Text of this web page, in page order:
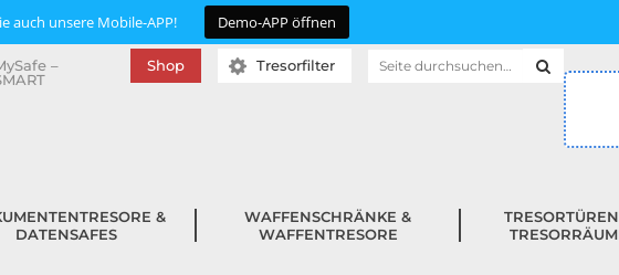
–
Shop Tresorfilter
Suchen
&
DATENSAFES
WAFFENSCHRÄNKE &
WAFFENTRESORE